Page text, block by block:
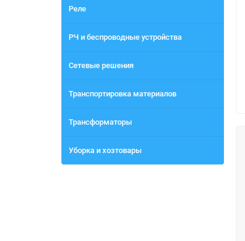
Реле
РЧ и беспроводные устройства
Сетевые решения
Транспортировка материалов
Трансформаторы
Уборка и хозтовары